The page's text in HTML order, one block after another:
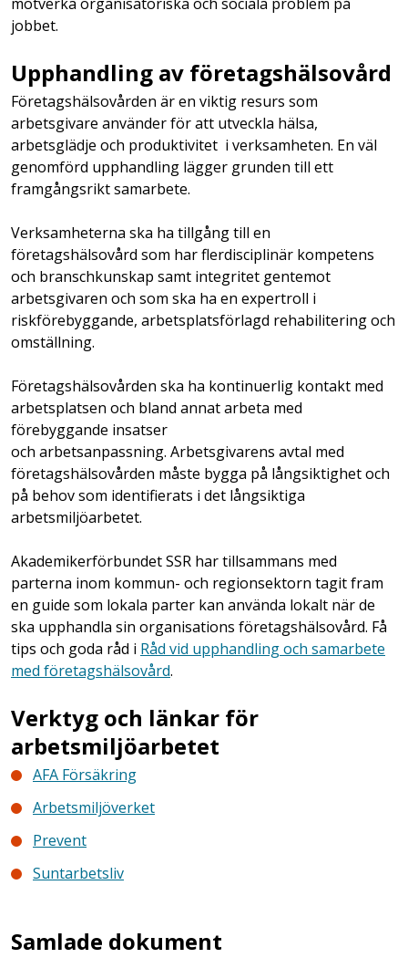
jobbet.
Upphandling av företagshälsovård
Företagshälsovården är en viktig resurs som
arbetsgivare använder för att utveckla hälsa,
arbetsglädje och produktivitet i verksamheten. En väl
genomförd upphandling lägger grunden till ett
framgångsrikt samarbete.
Verksamheterna ska ha tillgång till en
företagshälsovård som har flerdisciplinär kompetens
och branschkunskap samt integritet gentemot
arbetsgivaren och som ska ha en expertroll i
riskförebyggande, arbetsplatsförlagd rehabilitering och
omställning.
Företagshälsovården ska ha kontinuerlig kontakt med
arbetsplatsen och bland annat arbeta med
förebyggande insatser
och arbetsanpassning. Arbetsgivarens avtal med
företagshälsovården måste bygga på långsiktighet och
på behov som identifierats i det långsiktiga
arbetsmiljöarbetet.
Akademikerförbundet SSR har tillsammans med
parterna inom kommun- och regionsektorn tagit fram
en guide som lokala parter kan använda lokalt när de
ska upphandla sin organisations företagshälsovård. Få
tips och goda råd i Råd vid upphandling och samarbete
med företagshälsovård.
Verktyg och länkar för
arbetsmiljöarbetet
AFA Försäkring
Arbetsmiljöverket
Prevent
Suntarbetsliv
Samlade dokument